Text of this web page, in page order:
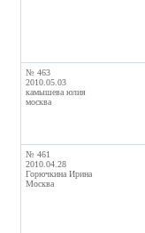
№ 463
2010.05.03
камышева юлия
москва
№ 461
2010.04.28
Горючкина Ирина
Москва